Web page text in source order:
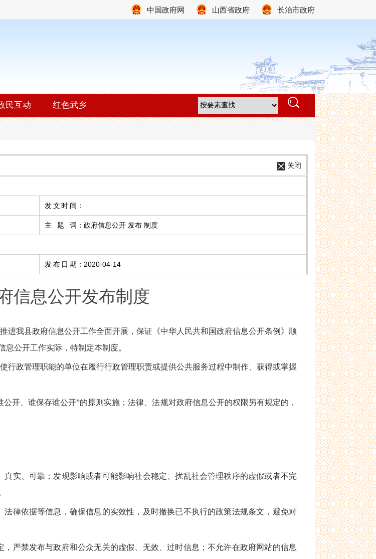
中国政府网 山西省政府 长治市政府
民互动 红色武乡
关闭
发文时间 ：
主 题 词 ： 政府信息公开 发布 制度
发布日期 ： 2020-04-14
信息公开发布制度
我县政府信息公开工作全面开展，保证《中华人民共和国政府信息公开条例》顺
公开工作实际，特制定本制度。
政管理职能的单位在履行行政管理职责或提供公共服务过程中制作、获得或掌握
、谁保存谁公开”的原则实施；法律、法规对政府信息公开的权限另有规定的，
、可靠；发现影响或者可能影响社会稳定、扰乱社会管理秩序的虚假或者不完
依据等信息，确保信息的实效性，及时撤换已不执行的政策法规条文，避免对
禁发布与政府和公众无关的虚假、无效、过时信息；不允许在政府网站的信息